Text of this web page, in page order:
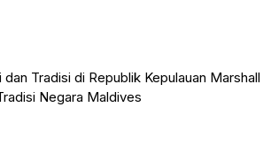
dan Tradisi di Republik Kepulauan Marshall
Negara Maldives